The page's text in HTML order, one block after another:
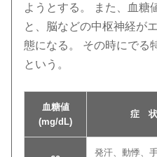
ようとする。 また、血糖
と、脳などの中枢神経が
態になる。 その時にでる
という。
血糖値
(mg/dL)
症 状
発汗、動悸、